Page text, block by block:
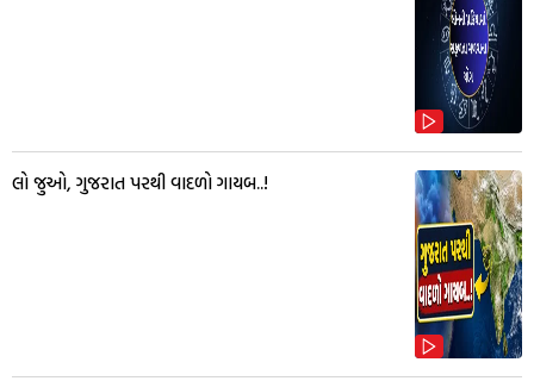
લો જુઓ, ગુજરાત પરથી વાદળો ગાયબ..!